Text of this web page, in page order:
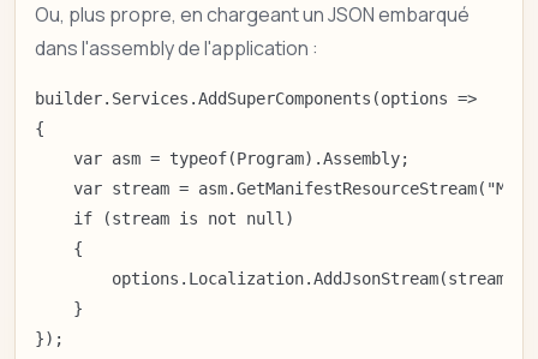
Ou, plus propre, en chargeant un JSON embarqué
dans l'assembly de l'application :
builder.Services.AddSuperComponents(options =>
{
    var asm = typeof(Program).Assembly;
var stream =
    if (stream is not null)
    {
options.Localization.AddJsonStream(stream,
    }
});